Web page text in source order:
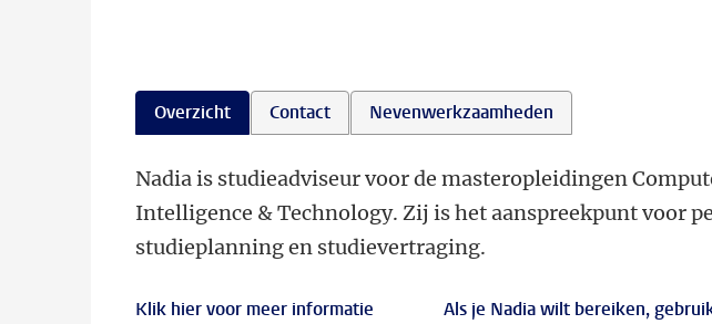
Overzicht Contact Nevenwerkzaamheden
Nadia is studieadviseur voor de masteropleidingen
Intelligence & Technology. Zij is het aanspreekpunt voor
studieplanning en studievertraging.
Klik hier voor meer informatie
Als je Nadia wilt bereiken,